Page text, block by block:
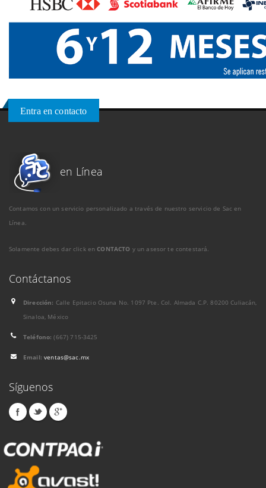
Entra en contacto
en Línea
Contamos con un servicio personalizado a través de nuestro servicio de Sac en
Línea.
Solamente debes dar click enCONTACTO y un asesor te contestará.
Contáctanos
Dirección: Calle Epitacio Osuna No. 1097 Pte. Col. Almada C.P. 80200 Culiacán,
Sinaloa, México
Teléfono: (667) 715-3425
Email: ventas@sac.mx
Síguenos